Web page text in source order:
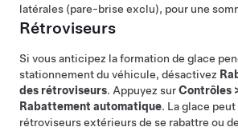
latérales (pare-brise exclu), pour une
Rétroviseurs
Si vous anticipez la formation de glace
stationnement du véhicule, désactivez
des rétroviseurs. Appuyez surContrôles
Rabattement automatique. La glace
rétroviseurs extérieurs de se rabattre ou